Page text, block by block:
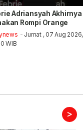
Adriansyah Akhirnya
Rompi Orange
- Jumat , 07 Aug 2026,
WIB
>